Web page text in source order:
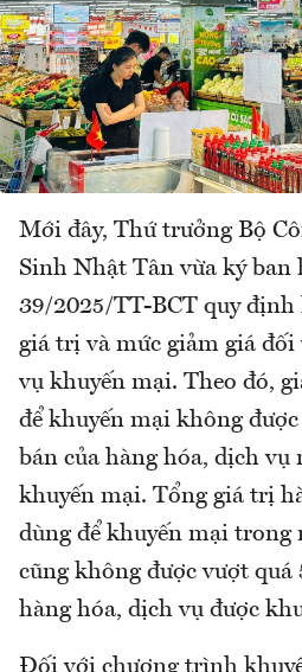
Mới đây, Thứ trưởng Bộ
Sinh Nhật Tân vừa ký ban
39/2025/TT-BCT quy định
giá trị và mức giảm giá
vụ khuyến mại. Theo đó,
để khuyến mại không
bán của hàng hóa, dịch
khuyến mại. Tổng giá trị
dùng để khuyến mại
cũng không được vượt
hàng hóa, dịch vụ được
Đối với chương trình